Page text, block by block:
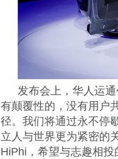
发布会上，华人运
有颠覆性的，没有用户
径。我们将通过永不停
立人与世界更为紧密的
HiPhi，希望与志趣相